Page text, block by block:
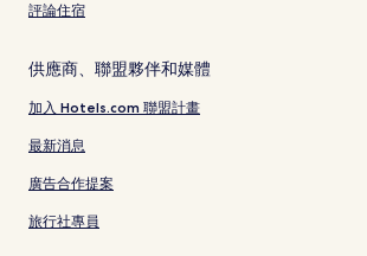
評論住宿
供應商、聯盟夥伴和媒體
加入 Hotels.com 聯盟計畫
最新消息
廣告合作提案
旅行社專員